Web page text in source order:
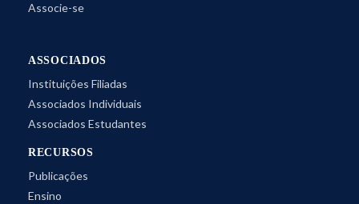
Associe-se
ASSOCIADOS
Instituições Filiadas
Associados Individuais
Associados Estudantes
RECURSOS
Publicações
Ensino